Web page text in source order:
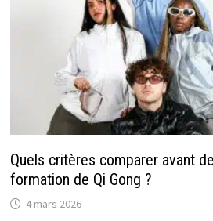
Quels critères comparer avant
formation de Qi Gong ?
4 mars 2026